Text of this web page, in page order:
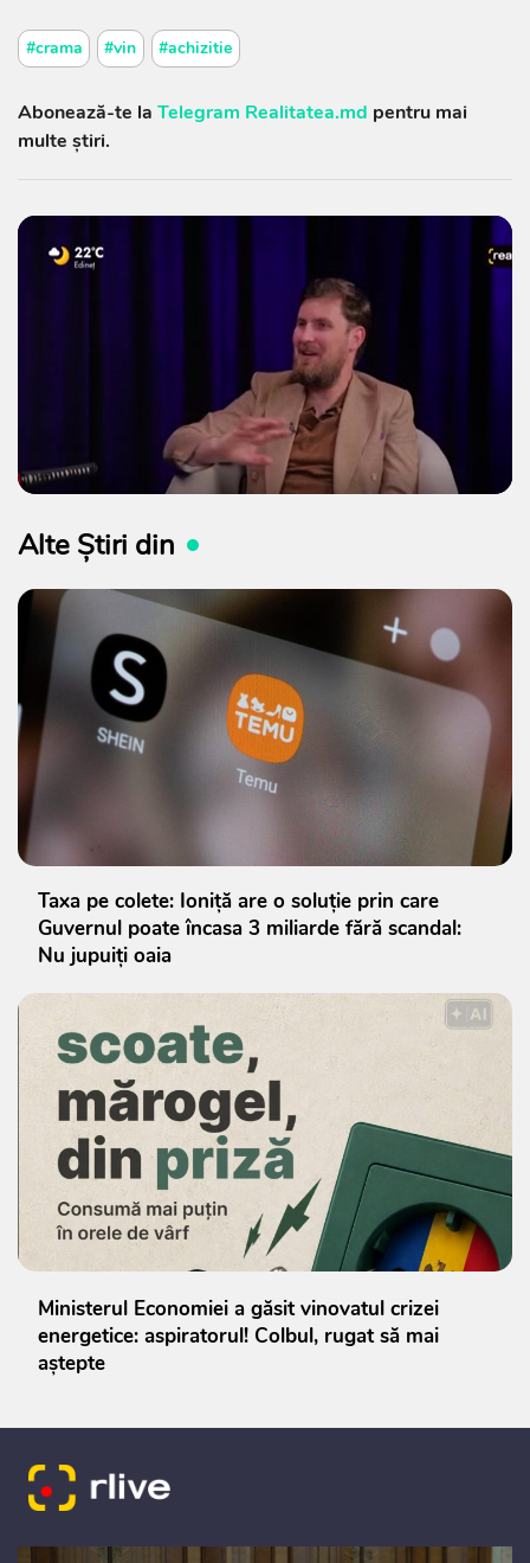
#crama #vin #achizitie
Abonează-te la Telegram Realitatea.md pentru mai
multe știri.
Alte Știri din
Taxa pe colete: Ioniță are o soluție prin care
Guvernul poate încasa 3 miliarde fără scandal:
Nu jupuiți oaia
Ministerul Economiei a găsit vinovatul crizei
energetice: aspiratorul! Colbul, rugat să mai
aștepte